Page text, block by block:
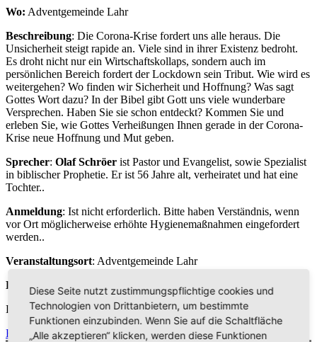
Wo: Adventgemeinde Lahr
Beschreibung: Die Corona-Krise fordert uns alle heraus. Die
Unsicherheit steigt rapide an. Viele sind in ihrer Existenz bedroht.
Es droht nicht nur ein Wirtschaftskollaps, sondern auch im
persönlichen Bereich fordert der Lockdown sein Tribut. Wie wird es
weitergehen? Wo finden wir Sicherheit und Hoffnung? Was sagt
Gottes Wort dazu? In der Bibel gibt Gott uns viele wunderbare
Versprechen. Haben Sie sie schon entdeckt? Kommen Sie und
erleben Sie, wie Gottes Verheißungen Ihnen gerade in der Corona-
Krise neue Hoffnung und Mut geben.
Sprecher: Olaf Schröer ist Pastor und Evangelist, sowie Spezialist
in biblischer Prophetie. Er ist 56 Jahre alt, verheiratet und hat eine
Tochter..
Anmeldung: Ist nicht erforderlich. Bitte haben Verständnis, wenn
vor Ort möglicherweise erhöhte Hygienemaßnahmen eingefordert
werden..
Veranstaltungsort: Adventgemeinde Lahr
Livestream: Wird angeboten (Siehe Startseite)
Download:
Flyer
Diese Seite nutzt zustimmungspflichtige cookies und
Technologien von Drittanbietern, um bestimmte
Funktionen einzubinden. Wenn Sie auf die Schaltfläche
„Alle akzeptieren“ klicken, werden diese Funktionen